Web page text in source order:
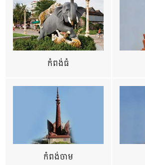
កំពង់ធំ
កំពង់ចាម